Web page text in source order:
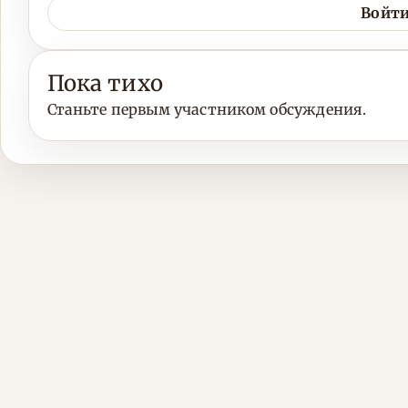
Пока тихо
Станьте первым участником обсуждения.